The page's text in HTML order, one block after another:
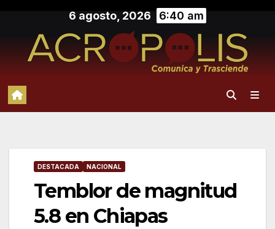
contenido
6 agosto, 2026 6:40 am
DESTACADA NACIONAL
Temblor de magnitud
5.8 en Chiapas